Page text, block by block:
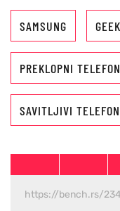
SAMSUNG
PREKLOPNI
SAVITLJIVI